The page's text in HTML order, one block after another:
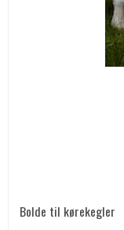
Bolde til kørekegler